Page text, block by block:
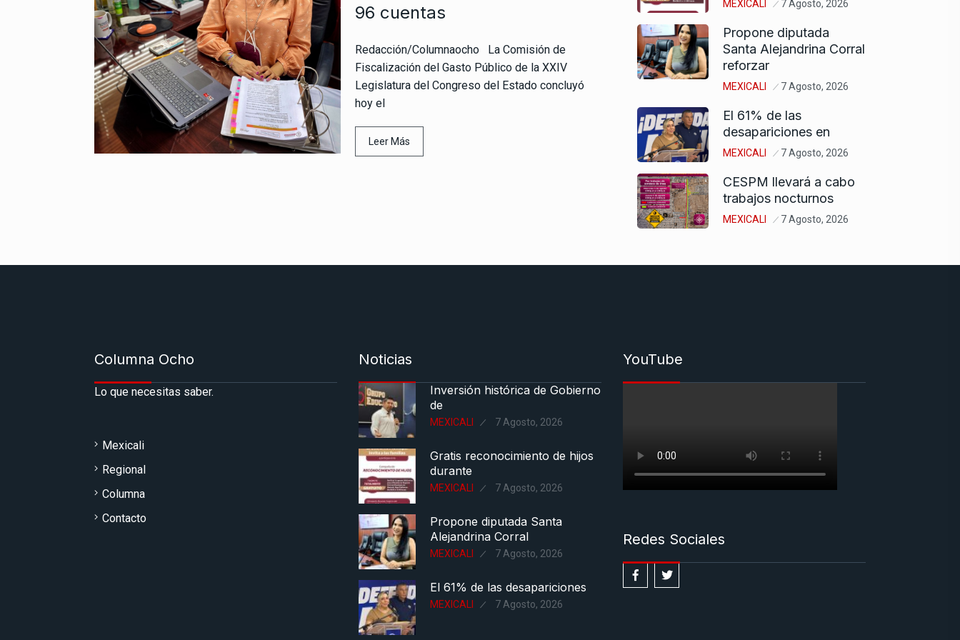
96 cuentas
Redacción/Columnaocho La Comisión de
Fiscalización del Gasto Público de la XXIV
Legislatura del Congreso del Estado concluyó
hoy el
Leer Más
MEXICALI 7 Agosto, 2026
Propone diputada
Santa Alejandrina Corral
reforzar
MEXICALI 7 Agosto, 2026
El 61% de las
desapariciones en
MEXICALI 7 Agosto, 2026
CESPM llevará a cabo
trabajos nocturnos
MEXICALI 7 Agosto, 2026
Columna Ocho
Lo que necesitas saber.
Mexicali
Regional
Columna
Contacto
Noticias
Inversión histórica de Gobierno
de
MEXICALI 7 Agosto, 2026
Gratis reconocimiento de hijos
durante
MEXICALI 7 Agosto, 2026
Propone diputada Santa
Alejandrina Corral
MEXICALI 7 Agosto, 2026
El 61% de las desapariciones
MEXICALI 7 Agosto, 2026
YouTube
Redes Sociales